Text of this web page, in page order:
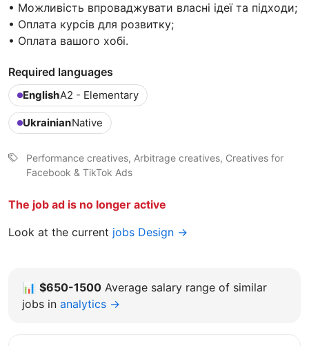
• Можливість впроваджувати власні ідеї та підходи;
• Оплата курсів для розвитку;
• Оплата вашого хобі.
Required languages
EnglishA2 - Elementary
UkrainianNative
Performance creatives, Arbitrage creatives, Creatives for
Facebook & TikTok Ads
The job ad is no longer active
Look at the current jobs Design →
📊 $650-1500 Average salary range of similar
jobs in analytics →